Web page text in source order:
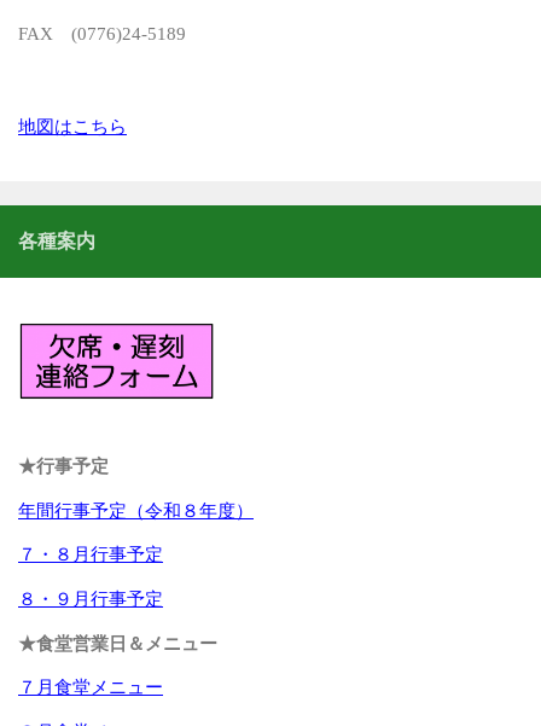
FAX (0776)24-5189
地図はこちら
各種案内
★行事予定
年間行事予定（令和８年度）
７・８月行事予定
８・９月行事予定
★食堂営業日＆メニュー
７月食堂メニュー